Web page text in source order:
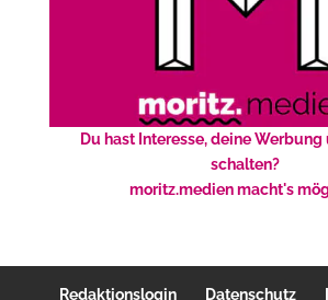
Du hast Interesse, deine Werbung
schalten?
moritz.medien macht's
Redaktionslogin Datenschutz